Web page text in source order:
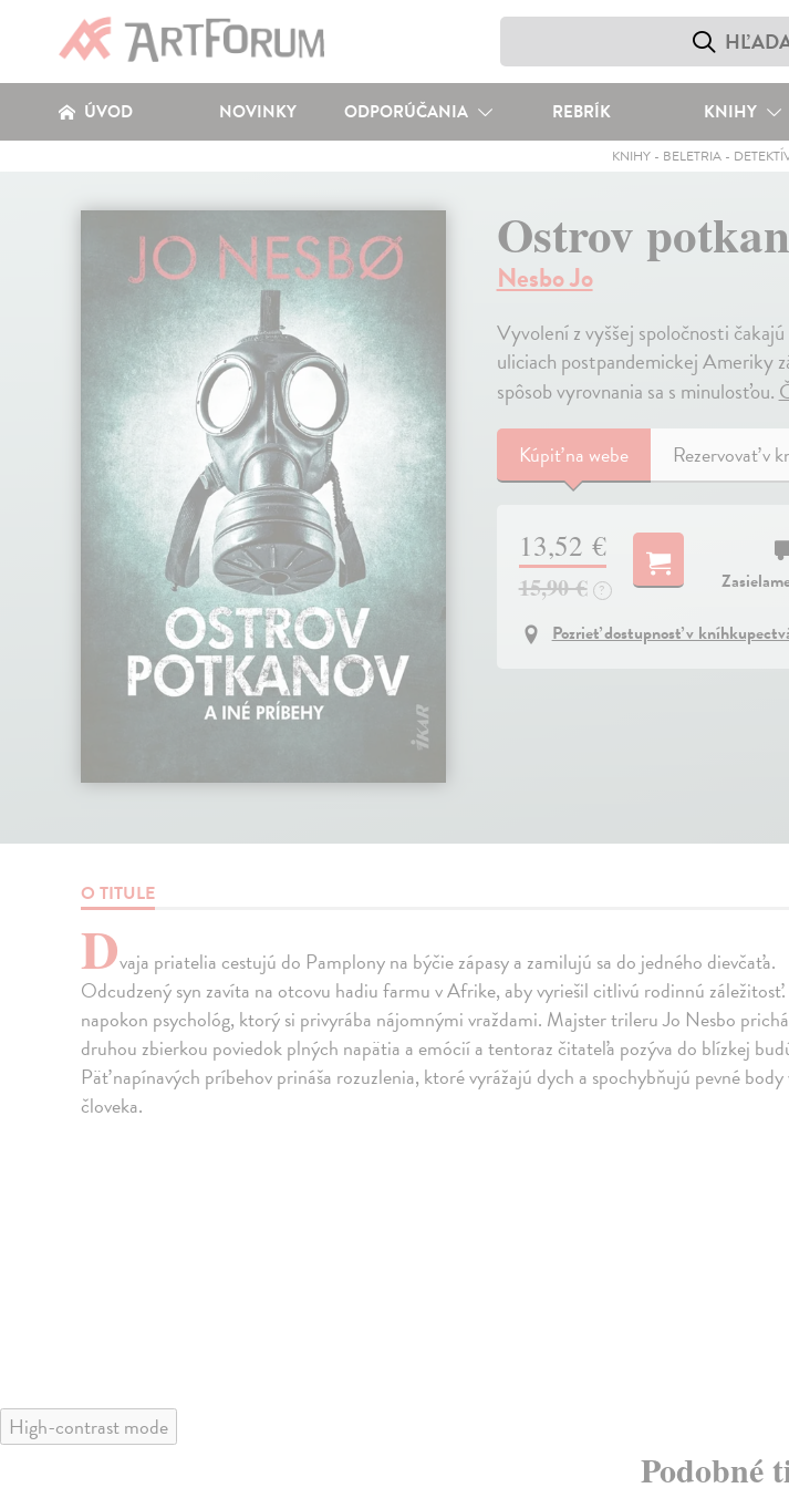
ÚVOD NOVINKY ODPORÚČANIA REBRÍK KNIHY
KNIHY- BELETRIA-
Ostrov
Nesbo Jo
Vyvolení z vyššej spoločnosti
uliciach postpandemickej Ameriky
spôsob vyrovnania sa s minulosťou.
Kúpiťna webe Rezervovať v
13,52 €
15,90 € ?
Pozrieť dostupnosť v
O TITULE
Dvaja priatelia cestujú do Pamplony na býčie zápasy a zamilujú sa do jedného dievčaťa.
Odcudzený syn zavíta na otcovu hadiu farmu v Afrike, aby vyriešil citlivú rodinnú
napokon psychológ, ktorý si privyrába nájomnými vraždami. Majster trileru Jo Nesbo
druhou zbierkou poviedok plných napätia a emócií a tentoraz čitateľa pozýva do blízkej
Päť napínavých príbehov prináša rozuzlenia, ktoré vyrážajú dych a spochybňujú pevné body
človeka.
High-contrast mode
Podobné